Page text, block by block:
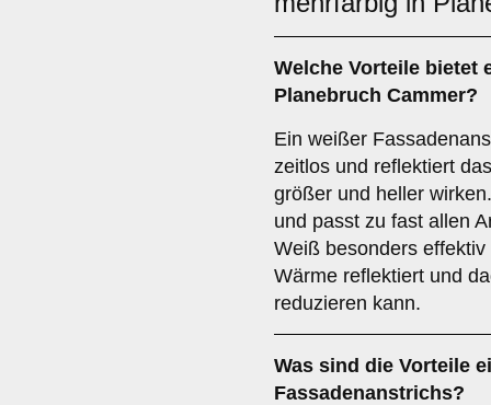
Welche Vorteile bietet
Planebruch Cammer?
Ein weißer
zeitlos und reflektiert
größer und heller
und passt zu fast allen
Weiß besonders
Wärme reflektiert und
reduzieren kann.
Was sind die Vorteile
Fassadenanstrichs?